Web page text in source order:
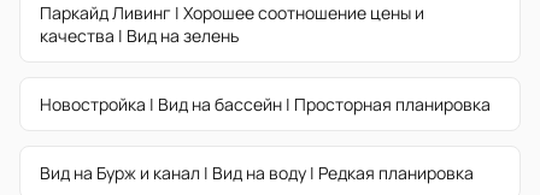
Паркайд Ливинг | Хорошее соотношение цены и
качества | Вид на зелень
Новостройка | Вид на бассейн | Просторная планировка
Вид на Бурж и канал | Вид на воду | Редкая планировка